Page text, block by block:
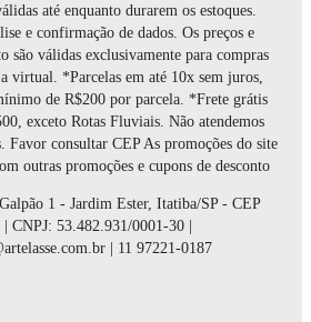
até enquanto durarem os estoques.
e confirmação de dados. Os preços e
são válidas exclusivamente para compras
virtual. *Parcelas em até 10x sem juros,
de R$200 por parcela. *Frete grátis
exceto Rotas Fluviais. Não atendemos
Favor consultar CEP As promoções do site
outras promoções e cupons de desconto
1 - Jardim Ester, Itatiba/SP - CEP
CNPJ: 53.482.931/0001-30 |
| 11 97221-0187